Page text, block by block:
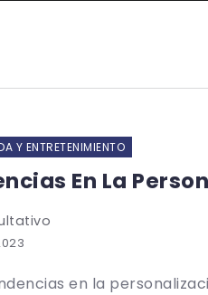
Y ENTRETENIMIENTO
En La
en la